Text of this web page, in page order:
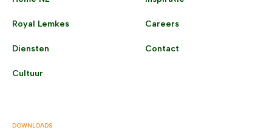
Royal Lemkes
Diensten
Cultuur
Careers
Contact
DOWNLOADS